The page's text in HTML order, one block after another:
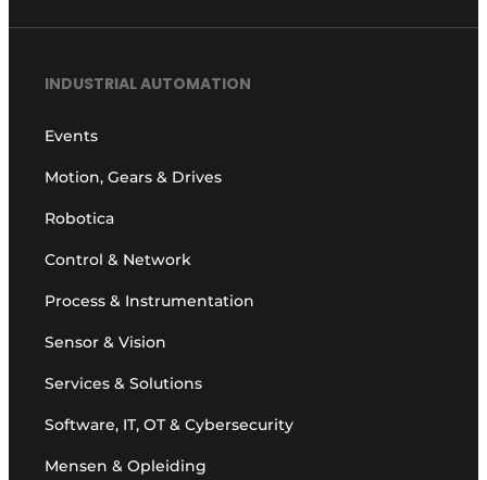
INDUSTRIAL AUTOMATION
Events
Motion, Gears & Drives
Robotica
Control & Network
Process & Instrumentation
Sensor & Vision
Services & Solutions
Software, IT, OT & Cybersecurity
Mensen & Opleiding